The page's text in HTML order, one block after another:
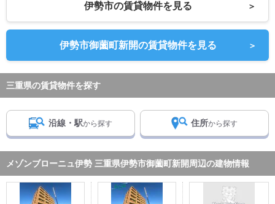
伊勢市の賃貸物件を見る ＞
伊勢市御薗町新開の賃貸物件を見る ＞
三重県の賃貸物件を探す
沿線・駅から探す 住所から探す
メゾンブローニュ伊勢 三重県伊勢市御薗町新開周辺の建物情報